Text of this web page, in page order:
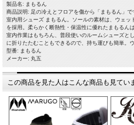
製品名: まもるん
商品説明: 足の冷えとフロアを傷から「まもるん」
室内用シューズ まもるん。ソールの素材は、ウェッ
を採用。柔らかく断熱性・保温性に優れたまもるん
室内作業はもちろん、普段使いのルームシューズと
に折りたたむこともできるので、持ち運びも簡単。
型番: まもるん
メーカー: 丸五
この商品を見た人はこんな商品も見てい